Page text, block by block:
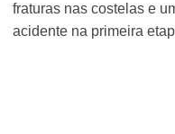
fraturas nas costelas e
acidente na primeira